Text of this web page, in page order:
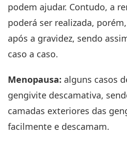
podem ajudar. Contudo, a
poderá ser realizada,
após a gravidez, sendo
caso a caso.
Menopausa: alguns casos
gengivite descamativa,
camadas exteriores das
facilmente e descamam.